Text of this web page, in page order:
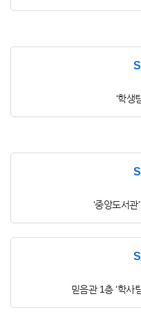
‘학생
‘중앙도서관
믿음관 1층 ‘학사